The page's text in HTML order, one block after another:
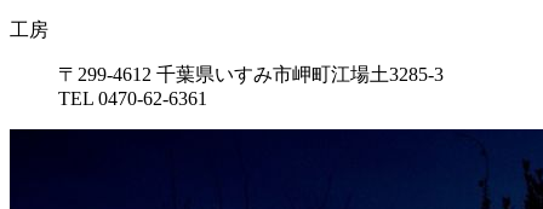
工房
〒299-4612 千葉県いすみ市岬町江場土3285-3
TEL 0470-62-6361